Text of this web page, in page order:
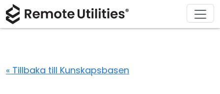
« Tillbaka till Kunskapsbasen
Produkt
Lösningar
Ladda ner
Köp
Support
Om